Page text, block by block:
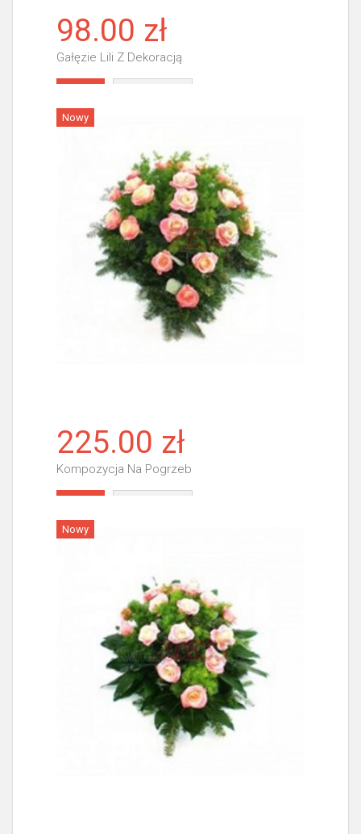
98.00 zł
Gałęzie Lili Z Dekoracją
Nowy
225.00 zł
Kompozycja Na Pogrzeb
Nowy